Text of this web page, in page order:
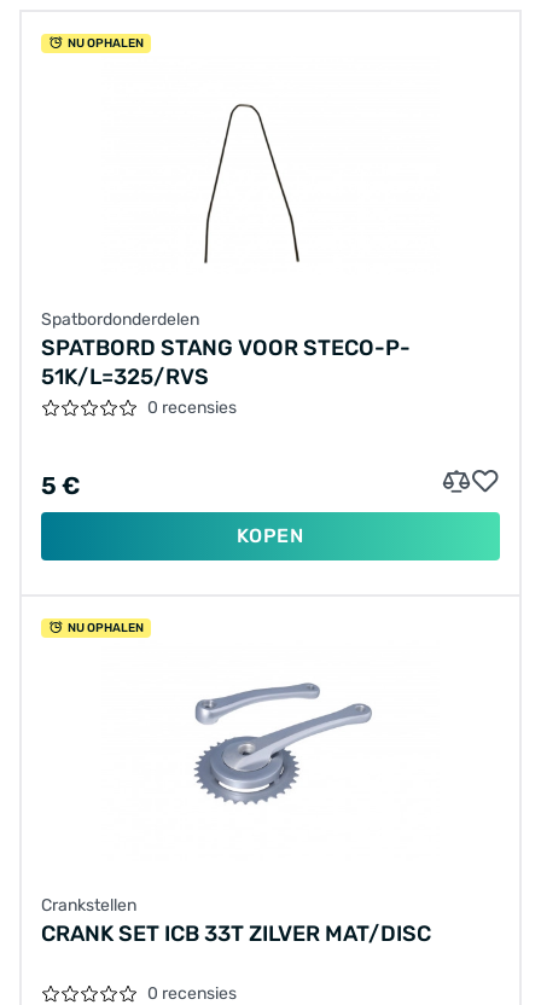
NU OPHALEN
Spatbordonderdelen
SPATBORD STANG VOOR STECO-P-
51K/L=325/RVS
0 recensies
5 €
KOPEN
NU OPHALEN
Crankstellen
CRANK SET ICB 33T ZILVER MAT/DISC
0 recensies